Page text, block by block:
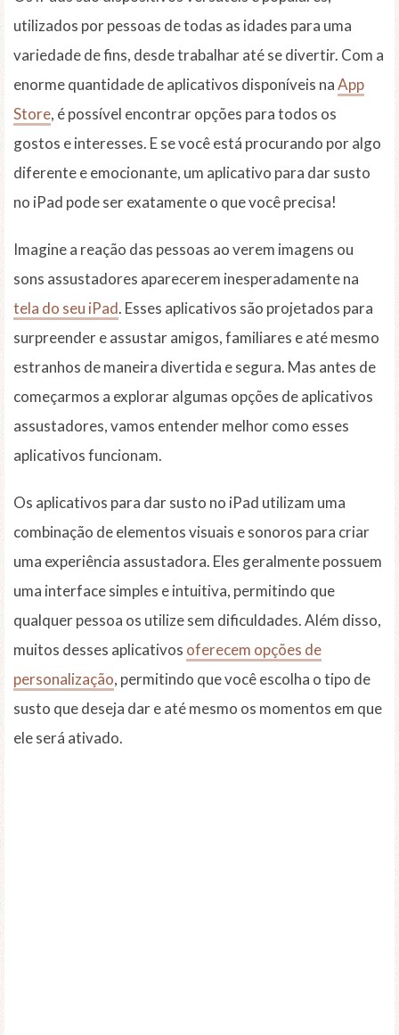
utilizados por pessoas de todas as idades para uma
variedade de fins, desde trabalhar até se divertir. Com a
enorme quantidade de aplicativos disponíveis naApp
Store, é possível encontrar opções para todos os
gostos e interesses. E se você está procurando por algo
diferente e emocionante, um aplicativo para dar susto
no iPad pode ser exatamente o que você precisa!
Imagine a reação das pessoas ao verem imagens ou
sons assustadores aparecerem inesperadamente na
tela do seu iPad. Esses aplicativos são projetados para
surpreender e assustar amigos, familiares e até mesmo
estranhos de maneira divertida e segura. Mas antes de
começarmos a explorar algumas opções de aplicativos
assustadores, vamos entender melhor como esses
aplicativos funcionam.
Os aplicativos para dar susto no iPad utilizam uma
combinação de elementos visuais e sonoros para criar
uma experiência assustadora. Eles geralmente possuem
uma interface simples e intuitiva, permitindo que
qualquer pessoa os utilize sem dificuldades. Além disso,
muitos desses aplicativos oferecem opções de
personalização, permitindo que você escolha o tipo de
susto que deseja dar e até mesmo os momentos em que
ele será ativado.